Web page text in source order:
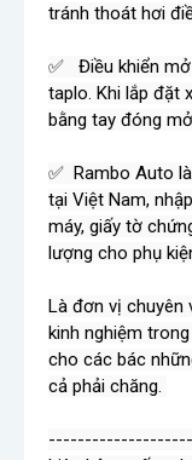
tránh thoát hơi
✅   Điều khiển
taplo. Khi lắp đặt
bằng tay đóng
✅  Rambo Auto
tại Việt Nam,
máy, giấy tờ
lượng cho phụ
Là đơn vị chuyên
kinh nghiệm
cho các bác